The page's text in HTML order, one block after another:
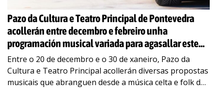
Pazo da Cultura e Teatro Principal de Pontevedra
acollerán entre decembro e febreiro unha
programación musical variada para agasallar este
Nadal
Entre o 20 de decembro e o 30 de xaneiro, Pazo da
Cultura e Teatro Principal acollerán diversas propostas
musicais que abranguen desde a música celta e folk de